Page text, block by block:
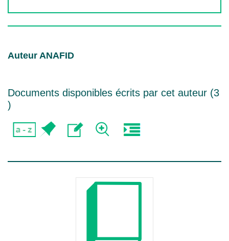
Auteur ANAFID
Documents disponibles écrits par cet auteur (3
)